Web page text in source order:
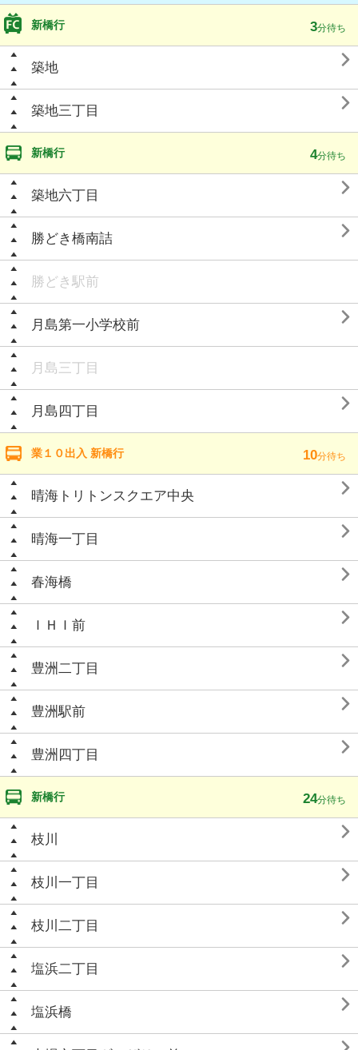
新橋行 3分待ち
築地 
築地三丁目 
新橋行 4分待ち
築地六丁目 
勝どき橋南詰 
勝どき駅前
月島第一小学校前 
月島三丁目
月島四丁目 
業１０出入 新橋行 10分待ち
晴海トリトンスクエア中央 
晴海一丁目 
春海橋 
ＩＨＩ前 
豊洲二丁目 
豊洲駅前 
豊洲四丁目 
新橋行 24分待ち
枝川 
枝川一丁目 
枝川二丁目 
塩浜二丁目 
塩浜橋 